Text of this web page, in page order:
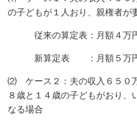
の子どもが１人おり、親権者が
従来の算定表：月額４万
新算定表 ：月額５万
⑵ ケース２：夫の収入６５０
８歳と１４歳の子どもがおり、
なる場合